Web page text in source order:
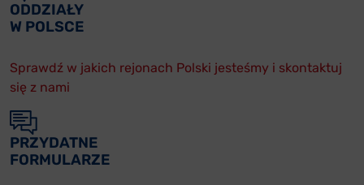
ODDZIAŁY
W POLSCE
Sprawdź w jakich rejonach Polski jesteśmy i skontaktuj
się z nami
PRZYDATNE
FORMULARZE